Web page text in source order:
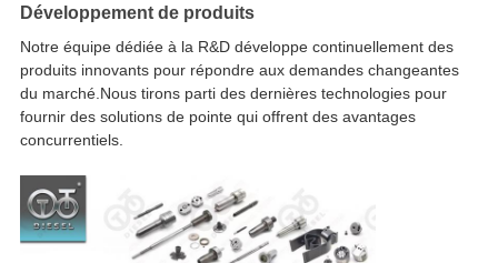
Développement de produits
Notre équipe dédiée à la R&D développe continuellement des
produits innovants pour répondre aux demandes changeantes
du marché.Nous tirons parti des dernières technologies pour
fournir des solutions de pointe qui offrent des avantages
concurrentiels.